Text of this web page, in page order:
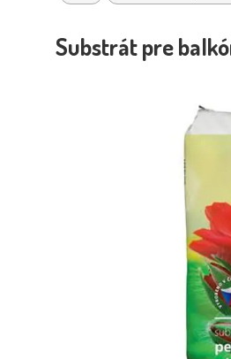
Substrát pre